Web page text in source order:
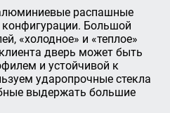
распашные
Большой
«холодное» и «теплое»
дверь может быть
и устойчивой к
ударопрочные стекла
выдержать большие